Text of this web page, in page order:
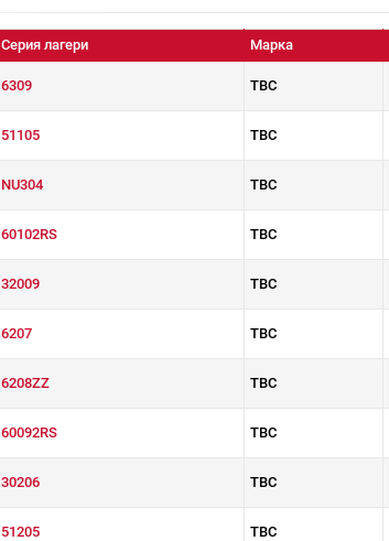
Серия лагери Марка
6309 TBC
51105 TBC
NU304 TBC
60102RS TBC
32009 TBC
6207 TBC
6208ZZ TBC
60092RS TBC
30206 TBC
51205 TBC